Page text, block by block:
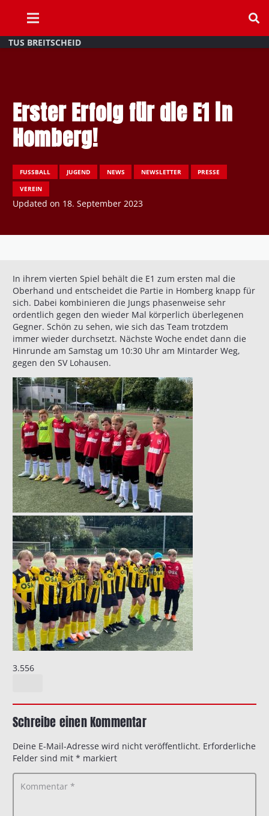
TUS BREITSCHEID
Erster Erfolg für die E1 in
Homberg!
FUSSBALL JUGEND NEWS NEWSLETTER PRESSE
VEREIN
Updated on 18. September 2023
In ihrem vierten Spiel behält die E1 zum ersten mal die
Oberhand und entscheidet die Partie in Homberg knapp für
sich. Dabei kombinieren die Jungs phasenweise sehr
ordentlich gegen den wieder Mal körperlich überlegenen
Gegner. Schön zu sehen, wie sich das Team trotzdem
immer wieder durchsetzt. Nächste Woche endet dann die
Hinrunde am Samstag um 10:30 Uhr am Mintarder Weg,
gegen den SV Lohausen.
3.556
Schreibe einen Kommentar
Deine E-Mail-Adresse wird nicht veröffentlicht. Erforderliche
Felder sind mit * markiert